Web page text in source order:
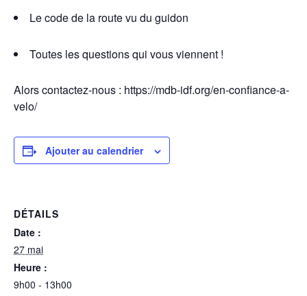
Le code de la route vu du guidon
Toutes les questions qui vous viennent !
Alors contactez-nous : https://mdb-idf.org/en-confiance-a-
velo/
Ajouter au calendrier
DÉTAILS
Date :
27 mai
Heure :
9h00 - 13h00